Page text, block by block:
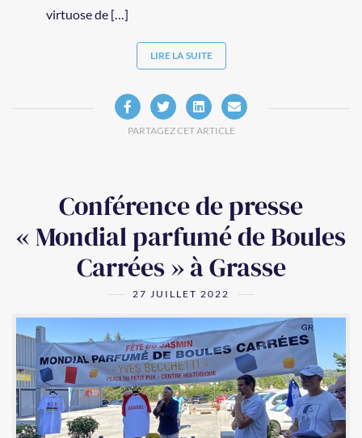
virtuose de […]
LIRE LA SUITE
PARTAGEZ CET ARTICLE
Conférence de presse
« Mondial parfumé de Boules
Carrées » à Grasse
27 JUILLET 2022